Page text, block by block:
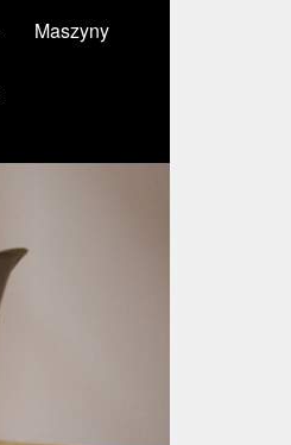
Maszyny